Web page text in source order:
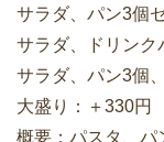
サラダ、パン3個
サラダ、ドリンク
サラダ、パン3個
大盛り：＋330円
概要：パスタ、パ